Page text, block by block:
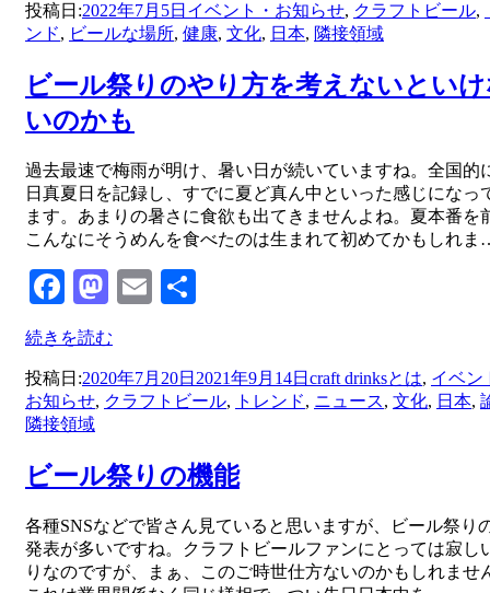
投稿日:2022年7月5日 イベント・お知らせ, クラフトビール,
ンド, ビールな場所, 健康, 文化, 日本, 隣接領域
ビール祭りのやり方を考えないとい
いのかも
投稿者master
過去最速で梅雨が明け、暑い日が続いていますね。全国的
日真夏日を記録し、すでに夏ど真ん中といった感じになっ
ます。あまりの暑さに食欲も出てきませんよね。夏本番を
こんなにそうめんを食べたのは生まれて初めてかもしれ
Facebook
Mastodon
Email
続きを読む
投稿日:2020年7月20日 2021年9月14日 craft drinksとは, イベン
お知らせ, クラフトビール, トレンド, ニュース, 文化, 日本,
隣接領域
ビール祭りの機能
投稿者master
各種SNSなどで皆さん見ていると思いますが、ビール祭り
発表が多いですね。クラフトビールファンにとっては寂し
りなのですが、まぁ、このご時世仕方ないのかもしれませ